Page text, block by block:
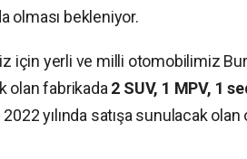
olması bekleniyor.
için yerli ve milli otomobilimiz
olan fabrikada 2 SUV, 1 MPV, 1
yılında satışa sunulacak